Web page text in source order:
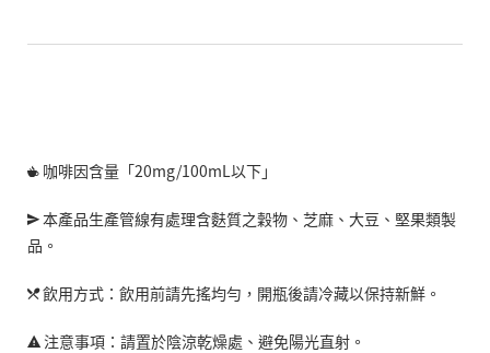
咖啡因含量「20mg/100mL以下」
本產品生產管線有處理含麩質之穀物、芝麻、大豆、堅果類製
品。
飲用方式：飲用前請先搖均勻，開瓶後請冷藏以保持新鮮。
注意事項：請置於陰涼乾燥處、避免陽光直射。